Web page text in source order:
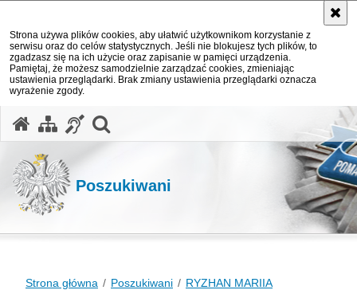
Strona używa plików cookies, aby ułatwić użytkownikom korzystanie z
serwisu oraz do celów statystycznych. Jeśli nie blokujesz tych plików, to
zgadzasz się na ich użycie oraz zapisanie w pamięci urządzenia.
Pamiętaj, że możesz samodzielnie zarządzać cookies, zmieniając
ustawienia przeglądarki. Brak zmiany ustawienia przeglądarki oznacza
wyrażenie zgody.
Poszukiwani
Strona główna Poszukiwani RYZHAN MARIIA